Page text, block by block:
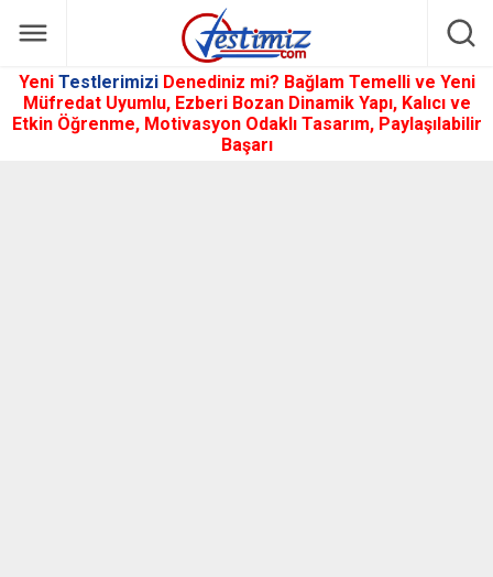
Yeni Testlerimizi Denediniz mi? Bağlam Temelli ve Yeni
Müfredat Uyumlu, Ezberi Bozan Dinamik Yapı, Kalıcı ve
Etkin Öğrenme, Motivasyon Odaklı Tasarım, Paylaşılabilir
Başarı